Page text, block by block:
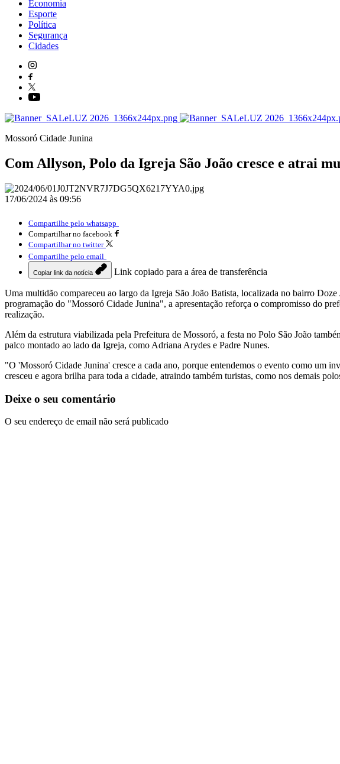
Economia
Esporte
Política
Segurança
Cidades
Mossoró Cidade Junina
Com Allyson, Polo da Igreja São João cresce e atrai
17/06/2024 às 09:56
Compartilhe pelo whatsapp
Compartilhar no facebook
Compartilhar no twitter
Compartilhe pelo email
Copiar link da notícia Link copiado para a área de transferência
Uma multidão compareceu ao largo da Igreja São João Batista, localizada no bairro
programação do "Mossoró Cidade Junina", a apresentação reforça o compromisso do
realização.
Além da estrutura viabilizada pela Prefeitura de Mossoró, a festa no Polo São João
palco montado ao lado da Igreja, como Adriana Arydes e Padre Nunes.
"O 'Mossoró Cidade Junina' cresce a cada ano, porque entendemos o evento como um
cresceu e agora brilha para toda a cidade, atraindo também turistas, como nos demais
Deixe o seu comentário
O seu endereço de email não será publicado